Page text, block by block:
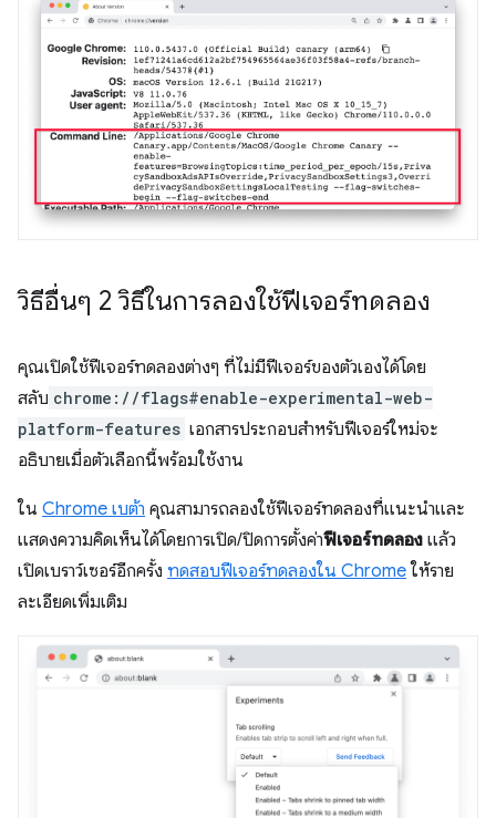
วิธีอื่นๆ 2 วิธีในการลองใช้ฟีเจอร์ทดลอง
คุณเปิดใช้ฟีเจอร์ทดลองต่างๆ ที่ไม่มีฟีเจอร์ของตัวเองได้โดย
สลับ chrome://flags#enable-experimental-web-
platform-features เอกสารประกอบสำหรับฟีเจอร์ใหม่จะ
อธิบายเมื่อตัวเลือกนี้พร้อมใช้งาน
ใน Chrome เบต้า คุณสามารถลองใช้ฟีเจอร์ทดลองที่แนะนำและ
แสดงความคิดเห็นได้โดยการเปิด/ปิดการตั้งค่าฟีเจอร์ทดลอง แล้ว
เปิดเบราว์เซอร์อีกครั้ง ทดสอบฟีเจอร์ทดลองใน Chromeให้ราย
ละเอียดเพิ่มเติม